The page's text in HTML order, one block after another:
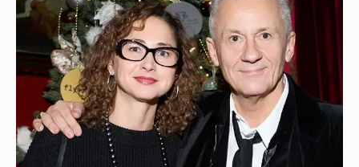
"Это действительно сложно". Олег
Меньшиков рассказал об отношениях с
женой с разницей в возрасте в 22 года